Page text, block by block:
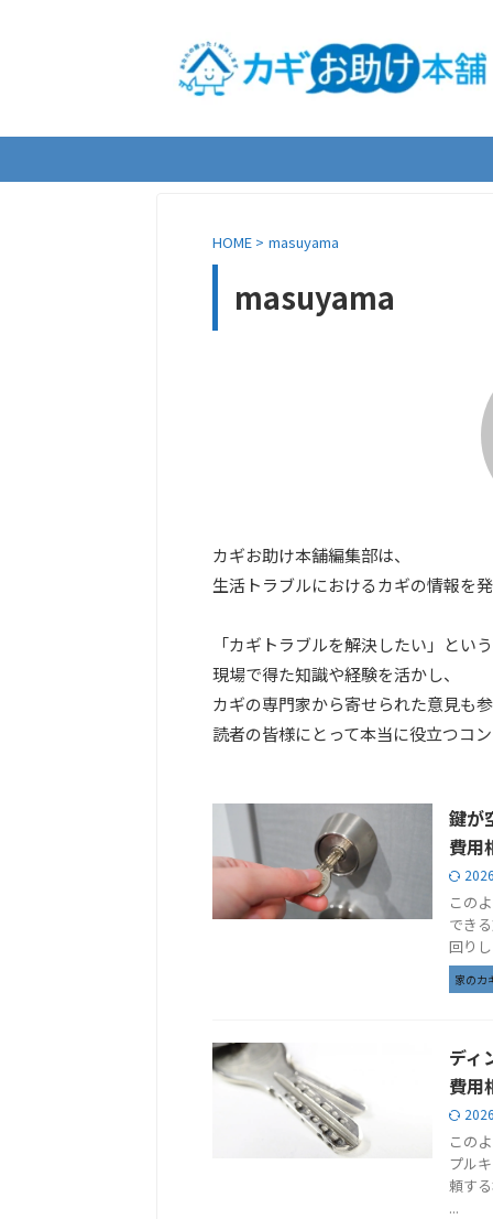
HOME > masuyama
masuyama
カギお助け本舗編集部は、
生活トラブルにおけるカギの情報を
「カギトラブルを解決したい」とい
現場で得た知識や経験を活かし、
カギの専門家から寄せられた意見も
読者の皆様にとって本当に役立つコ
鍵が
費用
この
でき
回り
家のカ
ディ
費用
この
プル
頼す
...